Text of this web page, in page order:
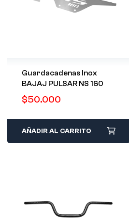
Guardacadenas Inox
BAJAJ PULSAR NS 160
$50.000
AÑADIR AL CARRITO